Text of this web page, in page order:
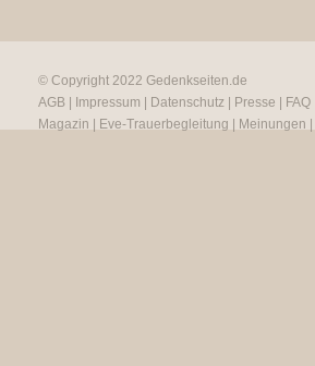
© Copyright 2022 Gedenkseiten.de
AGB
Impressum Datenschutz Presse
FAQ
Magazin
Eve-Trauerbegleitung Meinungen